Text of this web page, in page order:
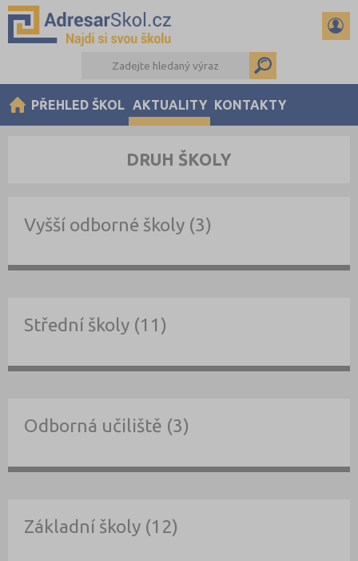
PŘEHLED ŠKOL AKTUALITY KONTAKTY
DRUH ŠKOLY
Vyšší odborné školy (3)
Střední školy (11)
Odborná učiliště (3)
Základní školy (12)